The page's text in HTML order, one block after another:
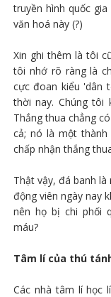
truyền hình quốc
văn hoá này (?)
Xin ghi thêm là tôi
tôi nhớ rõ ràng là
cực đoan kiểu 'dân
thời nay. Chúng
Thắng thua chẳng
cả; nó là một thành
chấp nhận thắng
Thật vậy, đá banh
động viên ngày nay
nên họ bị chi phối
máu?
Tâm lí của thú
Các nhà tâm lí học